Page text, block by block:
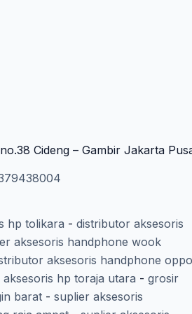
Cideng – Gambir Jakarta
hp tolikara - distributor aksesoris
aksesoris handphone wook
aksesoris handphone oppo
hp toraja utara - grosir
barat- suplier aksesoris